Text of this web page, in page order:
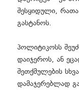
შესყიდული,
გასტანოს.
პოლიტიკოსს
დაიჯეროს, ან
შეთქმულების
დამაჯერებლად